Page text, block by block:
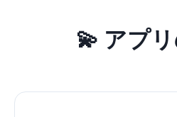
💫 アプ